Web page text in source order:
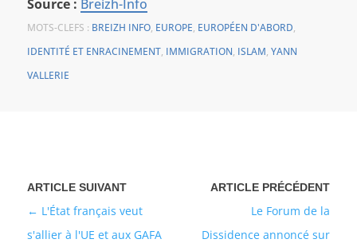
Source : Breizh-Info
MOTS-CLEFS : BREIZH INFO, EUROPE, EUROPÉEN D'ABORD,
IDENTITÉ ET ENRACINEMENT, IMMIGRATION, ISLAM, YANN
VALLERIE
Le Forum de la
Dissidence annoncé sur
L'État français veut
s'allier à l'UE et aux GAFA